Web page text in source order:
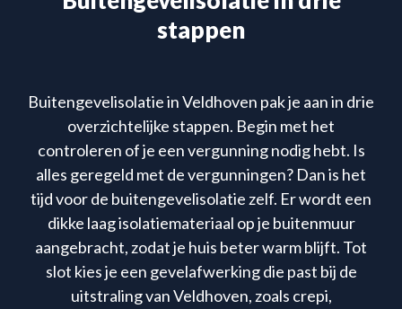
stappen
Buitengevelisolatie in Veldhoven pak je aan in drie
overzichtelijke stappen. Begin met het
controleren of je een vergunning nodig hebt. Is
alles geregeld met de vergunningen? Dan is het
tijd voor de buitengevelisolatie zelf. Er wordt een
dikke laag isolatiemateriaal op je buitenmuur
aangebracht, zodat je huis beter warm blijft. Tot
slot kies je een gevelafwerking die past bij de
uitstraling van Veldhoven, zoals crepi,